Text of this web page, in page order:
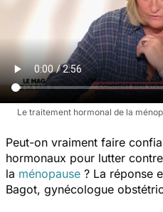
Le traitement hormonal de la
Peut-on vraiment faire
hormonaux pour lutter
la ménopause ? La réponse
Bagot, gynécologue